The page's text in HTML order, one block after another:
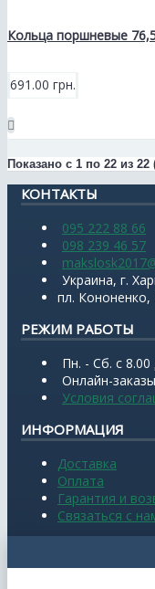
Кольца поршневые
691.00 грн.
Показано с 1 по 22 из 22
КОНТАКТЫ
095 222 88 66
098 239 46 57
Украина, г.
пл.
РЕЖИМ РАБОТЫ
Пн. - Сб. с 8.00
Онлайн-
Условия
ИНФОРМАЦИЯ
Доставка
Оплата
Гарантия и
Связаться с